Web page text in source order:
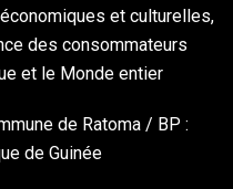
et culturelles,
des consommateurs
et le Monde entier
de Ratoma / BP :
de Guinée